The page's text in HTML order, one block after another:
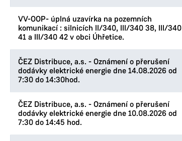
VV-OOP- úplná uzavírka na pozemních
komunikací : silnicích II/340, III/340 38, III/340
41 a III/340 42 v obci Úhřetice.
ČEZ Distribuce, a.s. - Oznámení o přerušení
dodávky elektrické energie dne 14.08.2026 od
7:30 do 14:30hod.
ČEZ Distribuce, a.s. - Oznámení o přerušení
dodávky elektrické energie dne 10.08.2026 od
7:30 do 14:45 hod.